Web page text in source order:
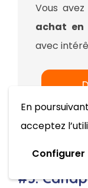
En
acceptez
Configurer
Vous
achat en
avec
#3.